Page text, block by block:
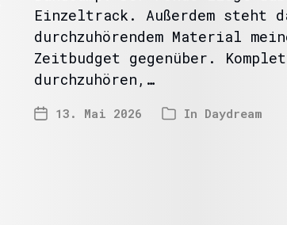
Einzeltrack. Außerdem steht
durchzuhörendem Material
Zeitbudget gegenüber.
durchzuhören,…
13. Mai 2026 In Daydream